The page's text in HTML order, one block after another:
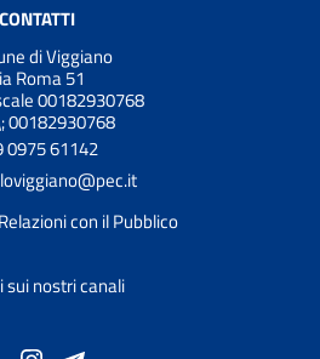
CONTATTI
di Viggiano
Roma 51
00182930768
00182930768
0975 61142
con il Pubblico
sui nostri canali